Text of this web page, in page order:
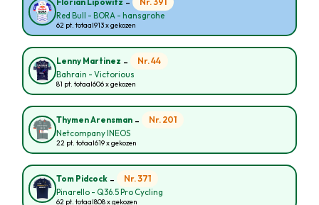
Florian Lipowitz
Red Bull - BORA - hansgrohe
62 pt. totaal913 x gekozen
Lenny Martinez - Nr. 44
Bahrain - Victorious
81 pt. totaal606 x gekozen
Thymen Arensman - Nr. 201
Netcompany INEOS
22 pt. totaal619 x gekozen
Tom Pidcock - Nr. 371
Pinarello - Q36.5 Pro Cycling
62 pt. totaal808 x gekozen